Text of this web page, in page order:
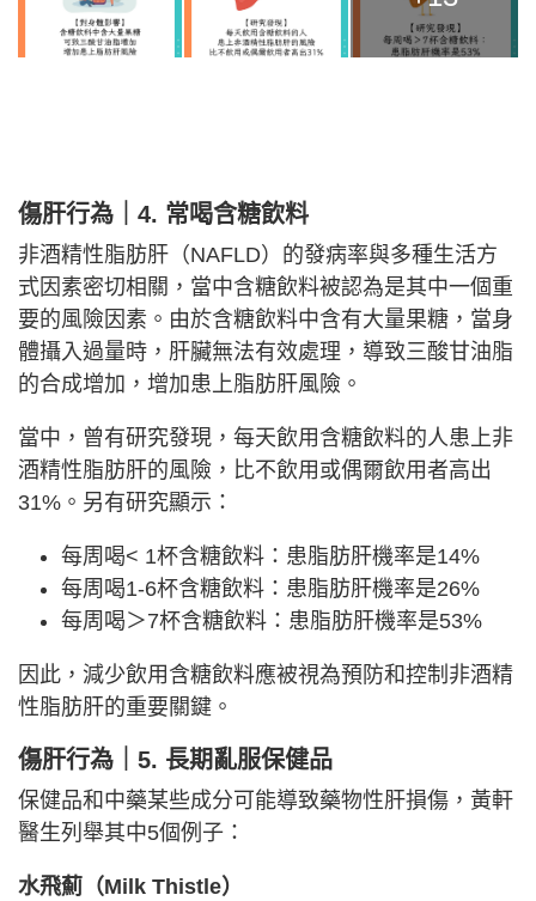
傷肝行為 4. 常喝含糖飲料
非酒精性脂肪肝（NAFLD）的發病率與多種生活方
式因素密切相關，當中含糖飲料被認為是其中一個重
要的風險因素。由於含糖飲料中含有大量果糖，當身
體攝入過量時，肝臟無法有效處理，導致三酸甘油脂
的合成增加，增加患上脂肪肝風險。
當中，曾有研究發現，每天飲用含糖飲料的人患上非
酒精性脂肪肝的風險，比不飲用或偶爾飲用者高出
31%。另有研究顯示：
每周喝< 1杯含糖飲料：患脂肪肝機率是14%
每周喝1-6杯含糖飲料：患脂肪肝機率是26%
每周喝＞7杯含糖飲料：患脂肪肝機率是53%
因此，減少飲用含糖飲料應被視為預防和控制非酒精
性脂肪肝的重要關鍵。
傷肝行為 5. 長期亂服保健品
保健品和中藥某些成分可能導致藥物性肝損傷，黃軒
醫生列舉其中5個例子：
水飛薊（Milk Thistle）